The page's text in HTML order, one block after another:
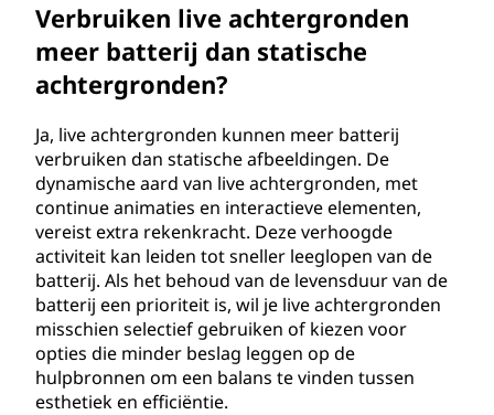
Verbruiken live achtergronden
meer batterij dan statische
achtergronden?
Ja, live achtergronden kunnen meer batterij
verbruiken dan statische afbeeldingen. De
dynamische aard van live achtergronden, met
continue animaties en interactieve elementen,
vereist extra rekenkracht. Deze verhoogde
activiteit kan leiden tot sneller leeglopen van de
batterij. Als het behoud van de levensduur van de
batterij een prioriteit is, wil je live achtergronden
misschien selectief gebruiken of kiezen voor
opties die minder beslag leggen op de
hulpbronnen om een balans te vinden tussen
esthetiek en efficiëntie.